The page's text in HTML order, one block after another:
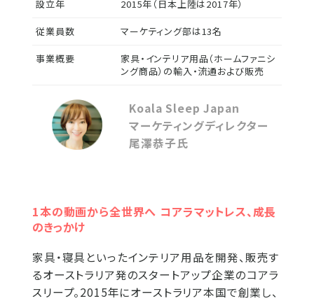
設立年
2015年（日本上陸は2017年）
従業員数 マーケティング部は13名
事業概要
家具・インテリア用品（ホームファニシ
ング商品）の輸入・流通および販売
Koala Sleep Japan
マーケティングディレクター
尾澤恭子氏
1本の動画から全世界へ コアラマットレス、成長
のきっかけ
家具・寝具といったインテリア用品を開発、販売す
るオーストラリア発のスタートアップ企業のコアラ
スリープ。2015年にオーストラリア本国で創業し、